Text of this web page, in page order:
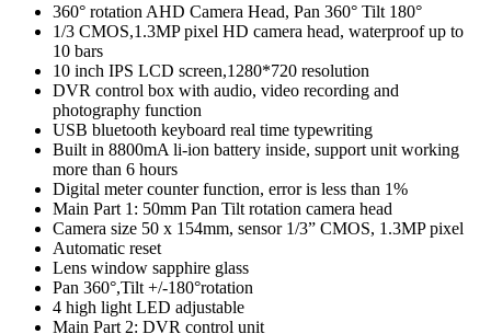
360° rotation AHD Camera Head, Pan 360° Tilt 180°
1/3 CMOS,1.3MP pixel HD camera head, waterproof up to
10 bars
10 inch IPS LCD screen,1280*720 resolution
DVR control box with audio, video recording and
photography function
USB bluetooth keyboard real time typewriting
Built in 8800mA li-ion battery inside, support unit working
more than 6 hours
Digital meter counter function, error is less than 1%
Main Part 1: 50mm Pan Tilt rotation camera head
Camera size 50 x 154mm, sensor 1/3” CMOS, 1.3MP pixel
Automatic reset
Lens window sapphire glass
Pan 360°,Tilt +/-180°rotation
4 high light LED adjustable
Main Part 2: DVR control unit